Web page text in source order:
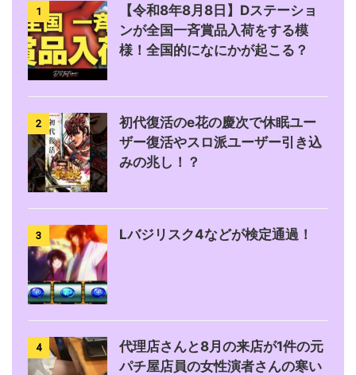
1
【令和8年8月8日】Dステーショ
ンが全国一斉賞品入荷をする模
様！全国的になにかが起こる？
2
初代復活のe花の慶次で休眠ユー
ザー復活やスロ派ユーザー引き込
みの兆し！？
3 Lバジリスク4などが検定通過！
4
代理店さんと8月の来店が1件の元
パチ屋店員の女性演者さんの寒い